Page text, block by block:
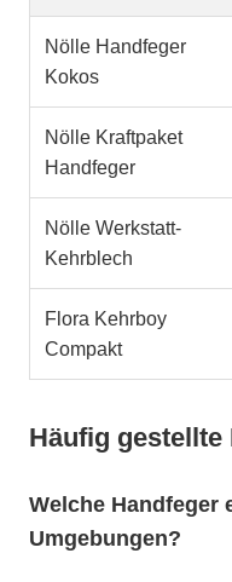
Nölle Handfeger
Kokos
Nölle Kraftpaket
Handfeger
Nölle Werkstatt-
Kehrblech
Flora Kehrboy
Compakt
Häufig gestellte
Welche Handfeger
Umgebungen?